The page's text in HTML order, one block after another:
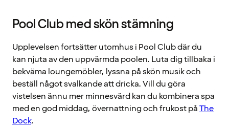
Pool Club med skön stämning
Upplevelsen fortsätter utomhus i Pool Club där du
kan njuta av den uppvärmda poolen. Luta dig tillbaka i
bekväma loungemöbler, lyssna på skön musik och
beställ något svalkande att dricka. Vill du göra
vistelsen ännu mer minnesvärd kan du kombinera spa
med en god middag, övernattning och frukost påThe
Dock.